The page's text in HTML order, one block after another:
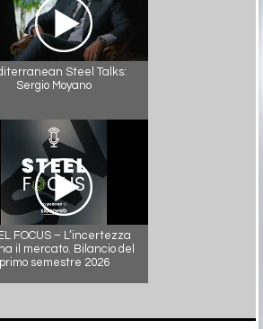
Steel Talks:
Sergio Moyano
FOCUS – L’incertezza
il mercato. Bilancio del
primo semestre 2026